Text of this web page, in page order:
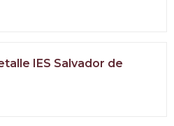
IES Salvador de